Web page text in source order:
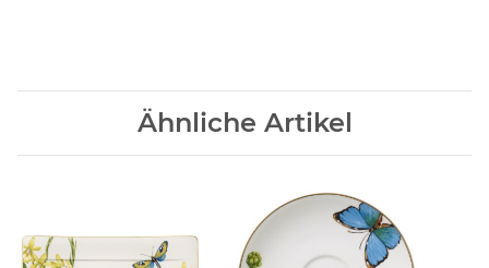
Ähnliche Artikel